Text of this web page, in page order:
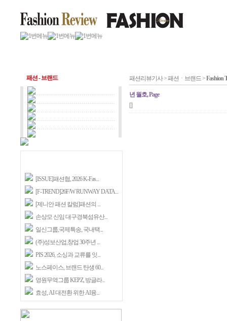
패션 - 브랜드
[ISSUE]패션협, 2026 K-Fas...
[F-TREND]26F/W RUNWAY DATA...
[제니안 패션 칼럼]패션의 ...
손상모 신임 대구경북섬유산...
일신그룹,국제특송, 국내택...
(주)성보산업,창업 30주년 ...
PIS 2026, 소싱과 교류를 잇...
노스페이스, 브랜드 탄생 60...
영원무역그룹 KEPZ, 방글라...
효성, AI 대전환 위한 AI융...
패션리뷰기사 > 패션ㆍ브랜드 >Fashion
년 월호, Page
[]